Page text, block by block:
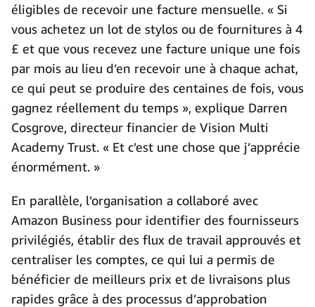
éligibles de recevoir une facture mensuelle. « Si
vous achetez un lot de stylos ou de fournitures à 4
£ et que vous recevez une facture unique une fois
par mois au lieu d’en recevoir une à chaque achat,
ce qui peut se produire des centaines de fois, vous
gagnez réellement du temps », explique Darren
Cosgrove, directeur financier de Vision Multi
Academy Trust. « Et c’est une chose que j’apprécie
énormément. »
En parallèle, l’organisation a collaboré avec
Amazon Business pour identifier des fournisseurs
privilégiés, établir des flux de travail approuvés et
centraliser les comptes, ce qui lui a permis de
bénéficier de meilleurs prix et de livraisons plus
rapides grâce à des processus d’approbation